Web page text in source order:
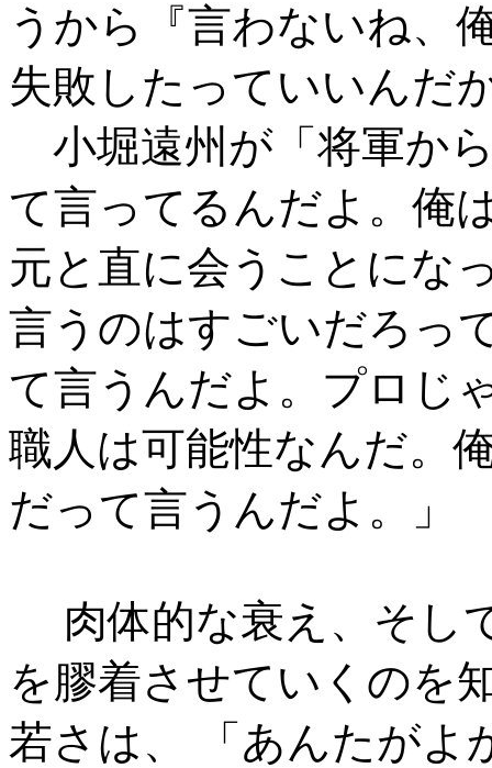
うから『言わないね、
失敗したっていいんだ
小堀遠州が「将軍か
て言ってるんだよ。俺
元と直に会うことにな
言うのはすごいだろっ
て言うんだよ。プロじ
職人は可能性なんだ。
だって言うんだよ。」
肉体的な衰え、そし
を膠着させていくのを
若さは、 「あんたがよ